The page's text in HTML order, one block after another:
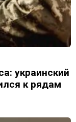
украинский
к рядам